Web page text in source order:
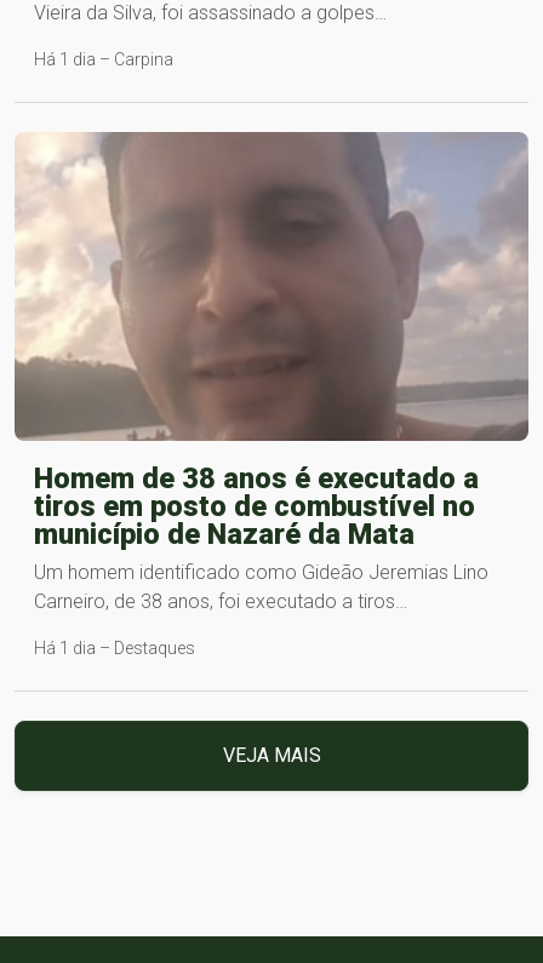
Vieira da Silva, foi assassinado a golpes…
Há 1 dia – Carpina
Homem de 38 anos é executado a
tiros em posto de combustível no
município de Nazaré da Mata
Um homem identificado como Gideão Jeremias Lino
Carneiro, de 38 anos, foi executado a tiros…
Há 1 dia – Destaques
VEJA MAIS